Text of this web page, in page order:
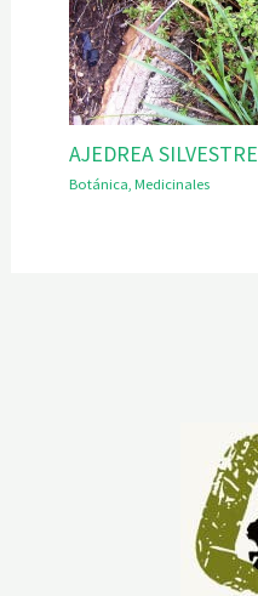
AJEDREA SILVESTRE
Botánica Medicinales